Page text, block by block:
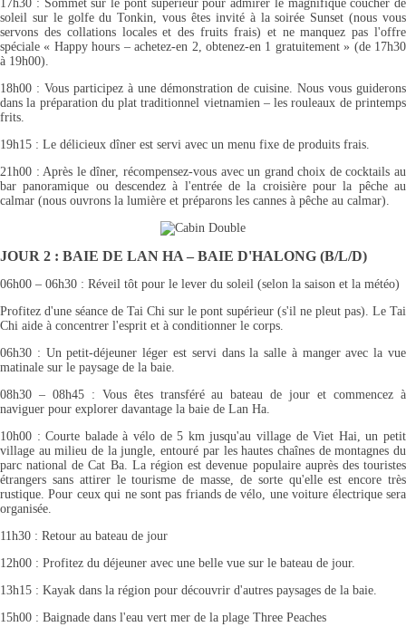
17h30 : Sommet sur le pont supérieur pour admirer le magnifique coucher de
soleil sur le golfe du Tonkin, vous êtes invité à la soirée Sunset (nous vous
servons des collations locales et des fruits frais) et ne manquez pas l'offre
spéciale « Happy hours – achetez-en 2, obtenez-en 1 gratuitement » (de 17h30
à 19h00).
18h00 : Vous participez à une démonstration de cuisine. Nous vous guiderons
dans la préparation du plat traditionnel vietnamien – les rouleaux de printemps
frits.
19h15 : Le délicieux dîner est servi avec un menu fixe de produits frais.
21h00 : Après le dîner, récompensez-vous avec un grand choix de cocktails au
bar panoramique ou descendez à l'entrée de la croisière pour la pêche au
calmar (nous ouvrons la lumière et préparons les cannes à pêche au calmar).
JOUR 2 : BAIE DE LAN HA – BAIE D'HALONG (B/L/D)
06h00 – 06h30 : Réveil tôt pour le lever du soleil (selon la saison et la météo)
Profitez d'une séance de Tai Chi sur le pont supérieur (s'il ne pleut pas). Le Tai
Chi aide à concentrer l'esprit et à conditionner le corps.
06h30 : Un petit-déjeuner léger est servi dans la salle à manger avec la vue
matinale sur le paysage de la baie.
08h30 – 08h45 : Vous êtes transféré au bateau de jour et commencez à
naviguer pour explorer davantage la baie de Lan Ha.
10h00 : Courte balade à vélo de 5 km jusqu'au village de Viet Hai, un petit
village au milieu de la jungle, entouré par les hautes chaînes de montagnes du
parc national de Cat Ba. La région est devenue populaire auprès des touristes
étrangers sans attirer le tourisme de masse, de sorte qu'elle est encore très
rustique. Pour ceux qui ne sont pas friands de vélo, une voiture électrique sera
organisée.
11h30 : Retour au bateau de jour
12h00 : Profitez du déjeuner avec une belle vue sur le bateau de jour.
13h15 : Kayak dans la région pour découvrir d'autres paysages de la baie.
15h00 : Baignade dans l'eau vert mer de la plage Three Peaches